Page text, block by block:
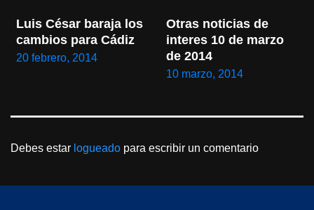
Luis César baraja los
cambios para Cádiz
20 febrero, 2014
Otras noticias de
interes 10 de marzo
de 2014
10 marzo, 2014
Debes estar logueado para escribir un comentario